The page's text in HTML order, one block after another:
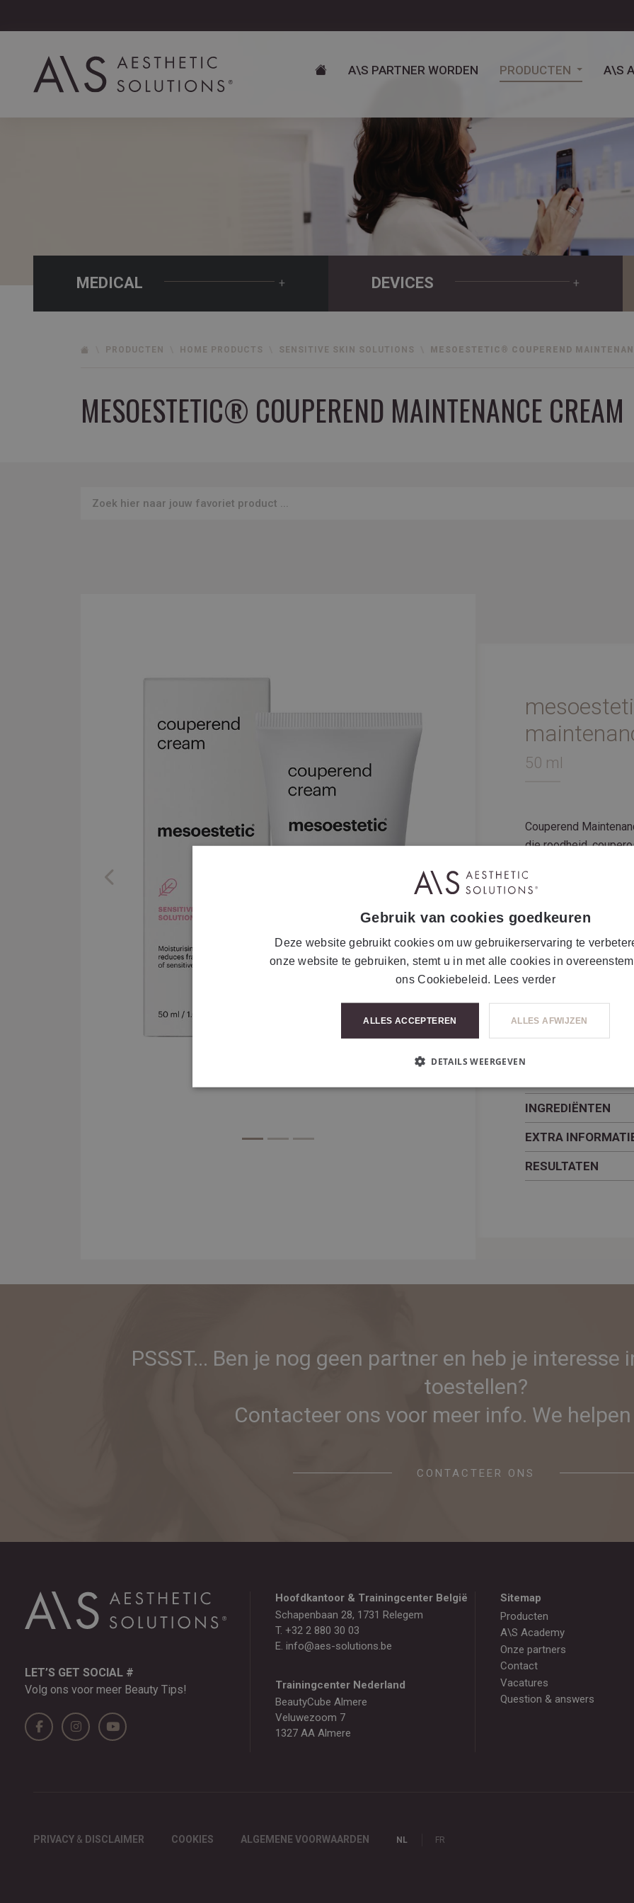
A\S PARTNER WORDEN PRODUCTEN A\S
MEDICAL + DEVICES +
PRODUCTEN HOME PRODUCTS SENSITIVE SKIN SOLUTIONS MESOESTETIC® COUPEREND
MESOESTETIC® COUPEREND MAINTENANCE CREAM
Previous Next
50 ml
Couperend
die roodheid,
crème zorgt voor
Hydraterende crème
haarvaten en
vatbaar is voor
vermindert de
INGREDIËNTEN
EXTRA
RESULTATEN
PSSST... Ben je nog geen partner en heb je
toestellen?
Contacteer ons voor meer info. We
CONTACTEER ONS
LET’S GET SOCIAL #
Volg ons voor meer Beauty Tips!
Hoofdkantoor & Trainingcenter België
Schapenbaan 28, 1731 Relegem
T. +32 2 880 30 03
E. info@aes-solutions.be
Trainingcenter Nederland
BeautyCube Almere
Veluwezoom 7
1327 AA Almere
Sitemap
Producten
A\S Academy
Onze partners
Contact
Vacatures
Question & answers
PRIVACY & DISCLAIMER COOKIES ALGEMENE VOORWAARDEN NL FR
Gebruik van cookies goedkeuren
Deze website gebruikt cookies om uw gebruikerservaring te
onze website te gebruiken, stemt u in met alle cookies in
ons Cookiebeleid.
Lees verder
ALLES ACCEPTEREN ALLES AFWIJZEN
DETAILS WEERGEVEN